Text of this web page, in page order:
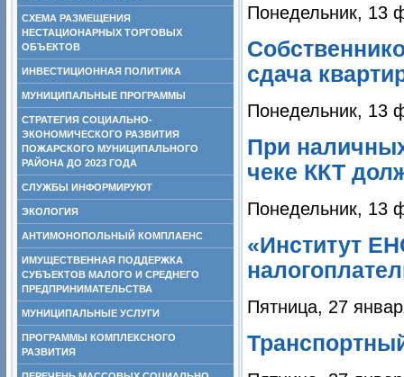
СХЕМА РАЗМЕЩЕНИЯ
НЕСТАЦИОНАРНЫХ ТОРГОВЫХ
ОБЪЕКТОВ
ИНВЕСТИЦИОННАЯ ПОЛИТИКА
МУНИЦИПАЛЬНЫЕ ПРОГРАММЫ
СТРАТЕГИЯ СОЦИАЛЬНО-
ЭКОНОМИЧЕСКОГО РАЗВИТИЯ
ПОЖАРСКОГО МУНИЦИПАЛЬНОГО
РАЙОНА ДО 2023 ГОДА
СЛУЖБЫ ИНФОРМИРУЮТ
ЭКОЛОГИЯ
АНТИМОНОПОЛЬНЫЙ КОМПЛАЕНС
ИМУЩЕСТВЕННАЯ ПОДДЕРЖКА
СУБЪЕКТОВ МАЛОГО И СРЕДНЕГО
ПРЕДПРИНИМАТЕЛЬСТВА
МУНИЦИПАЛЬНЫЕ УСЛУГИ
ПРОГРАММЫ КОМПЛЕКСНОГО
РАЗВИТИЯ
Понедельник, 13
сдача
Понедельник, 13
При
чеке ККТ
Понедельник, 13
«Институт
Пятница, 27